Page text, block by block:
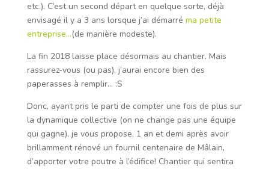
etc.). C’est un second départ en quelque sorte, déjà
envisagé il y a 3 ans lorsque j’ai démarré ma petite
entreprise…(de manière modeste).
La fin 2018 laisse place désormais au chantier. Mais
rassurez-vous (ou pas), j’aurai encore bien des
paperasses à remplir… :S
Donc, ayant pris le parti de compter une fois de plus sur
la dynamique collective (on ne change pas une équipe
qui gagne), je vous propose, 1 an et demi après avoir
brillamment rénové un fournil centenaire de Mâlain,
d’apporter votre poutre à l’édifice! Chantier qui sentira